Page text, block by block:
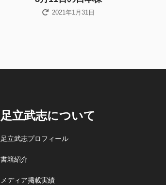
2021年1月31日
足立武志について
足立武志プロフィール
書籍紹介
メディア掲載実績